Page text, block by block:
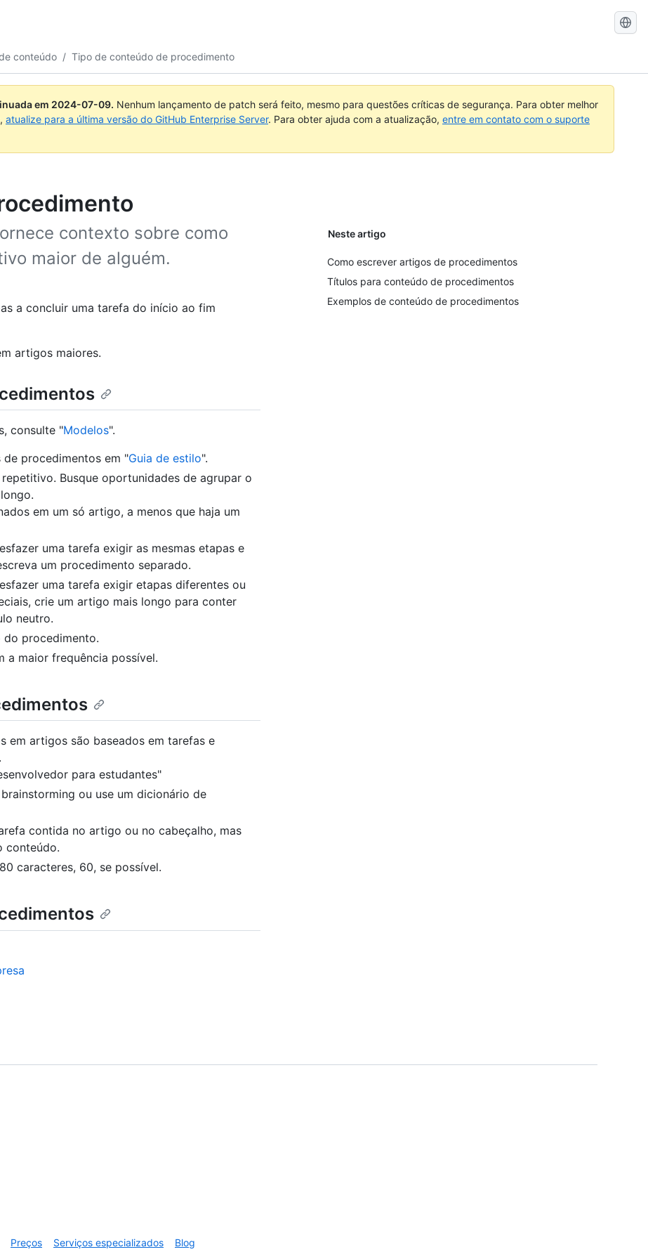
Pesquisar
conteúdo / Tipo de conteúdo de procedimento
em 2024-07-09. Nenhum lançamento de patch será feito, mesmo para questões críticas de segurança. Para obter melhor
atualize para a última versão do GitHub Enterprise Server. Para obter ajuda com a atualização, entre em contato com o suporte
contexto sobre como
maior de alguém.
Neste artigo
Como escrever artigos de procedimentos
Títulos para conteúdo de procedimentos
Exemplos de conteúdo de procedimentos
a concluir uma tarefa do início ao fim
artigos maiores.
consulte "Modelos".
procedimentos em "Guia de estilo".
Busque oportunidades de agrupar o
em um só artigo, a menos que haja um
uma tarefa exigir as mesmas etapas e
um procedimento separado.
uma tarefa exigir etapas diferentes ou
crie um artigo mais longo para conter
neutro.
do procedimento.
a maior frequência possível.
em artigos são baseados em tarefas e
para estudantes"
ou use um dicionário de
contida no artigo ou no cabeçalho, mas
conteúdo.
caracteres, 60, se possível.
Preços Serviços especializados Blog